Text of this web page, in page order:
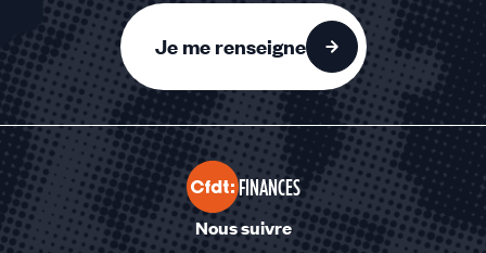
Je me renseigne
FINANCES
Nous suivre